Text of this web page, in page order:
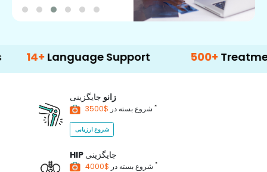
Language Support 500+ Treatment
زانو جایگزینی
شروع بسته در *
شروع ارزیابی
HIP جایگزینی
شروع بسته در *